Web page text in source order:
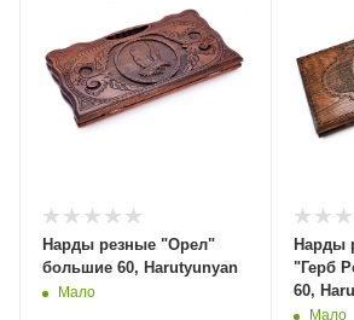
Нарды резные "Орел"
большие 60, Harutyunyan
Мало
Нарды
"Герб
60,
Мало